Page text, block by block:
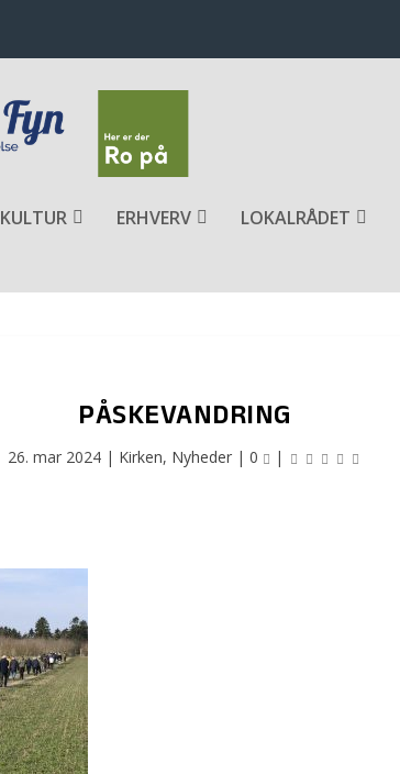
KULTUR ERHVERV LOKALRÅDET
PÅSKEVANDRING
26. mar 2024 | Kirken, Nyheder |0 |